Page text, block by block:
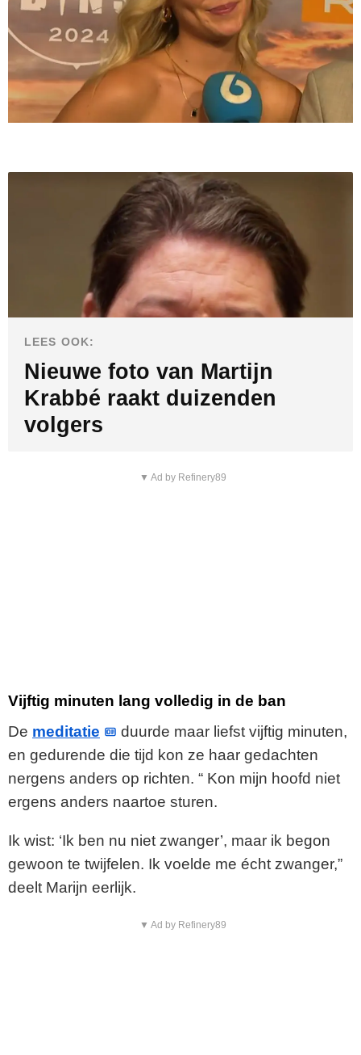
LEES OOK:
Nieuwe foto van Martijn
Krabbé raakt duizenden
volgers
▼ Ad by Refinery89
Vijftig minuten lang volledig in de ban
De meditatie
duurde maar liefst vijftig minuten,
en gedurende die tijd kon ze haar gedachten
nergens anders op richten. “ Kon mijn hoofd niet
ergens anders naartoe sturen.
Ik wist: ‘Ik ben nu niet zwanger’, maar ik begon
gewoon te twijfelen. Ik voelde me écht zwanger,”
deelt Marijn eerlijk.
▼ Ad by Refinery89